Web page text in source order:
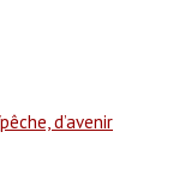
d’avenir